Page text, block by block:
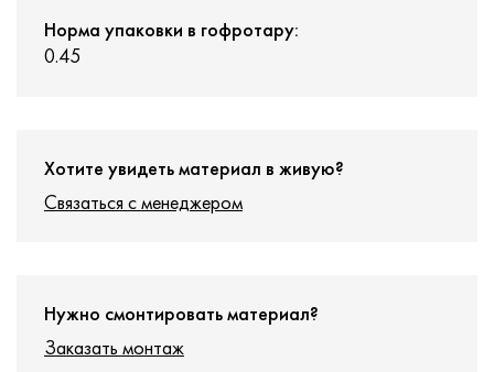
Норма упаковки в гофротару:
0.45
Хотите увидеть материал в живую?
Связаться с менеджером
Нужно смонтировать материал?
Заказать монтаж